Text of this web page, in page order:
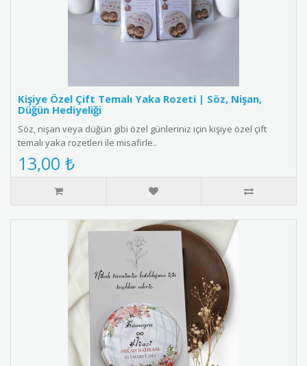
Kişiye Özel Çift Temalı Yaka Rozeti | Söz, Nişan,
Düğün Hediyeliği
Söz, nişan veya düğün gibi özel günleriniz için kişiye özel çift
temalı yaka rozetleri ile misafirle..
13,00 ₺